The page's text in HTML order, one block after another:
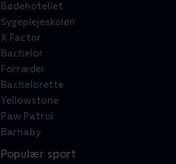
Badehotellet
Sygeplejeskolen
X Factor
Bachelor
Forræder
Bachelorette
Yellowstone
Paw Patrol
Barnaby
Populær sport